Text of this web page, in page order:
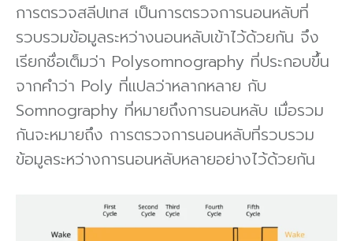
การตรวจสลีปเทส เป็นการตรวจการนอนหลับที่
รวบรวมข้อมูลระหว่างนอนหลับเข้าไว้ด้วยกัน จึง
เรียกชื่อเต็มว่า Polysomnography ที่ประกอบขึ้น
จากคําว่า Poly ที่แปลว่าหลากหลาย กับ
Somnography ที่หมายถึงการนอนหลับ เมื่อรวม
กันจะหมายถึง การตรวจการนอนหลับที่รวบรวม
ข้อมูลระหว่างการนอนหลับหลายอย่างไว้ด้วยกัน